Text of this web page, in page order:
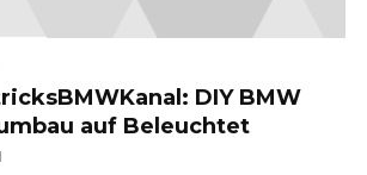
DIY BMW
auf Beleuchtet